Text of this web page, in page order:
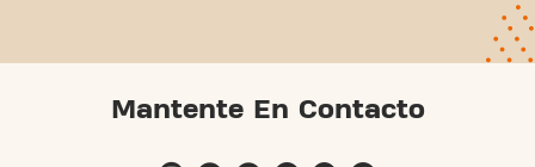
Mantente En Contacto